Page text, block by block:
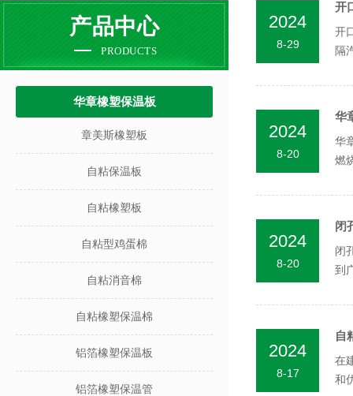
产品中心
PRODUCTS
华章橡塑保温板
章美斯橡塑板
自粘保温板
自粘橡塑板
自粘型鸡蛋棉
自粘消音棉
自粘橡塑保温棉
铝箔橡塑保温板
铝箔橡塑保温管
2024
8-29
开
开
隔
2024
8-20
华
华
燃
2024
8-20
闭
闭
到
2024
8-17
自
在
和